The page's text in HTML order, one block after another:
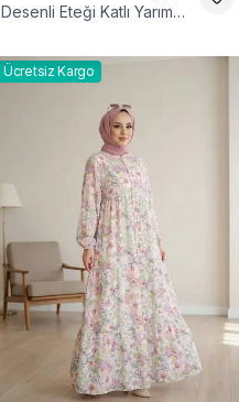
Desenli Eteği Katlı Yarım
Ücretsiz Kargo